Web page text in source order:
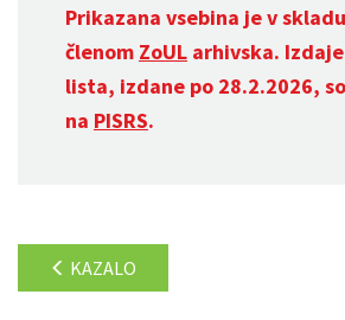
Prikazana vsebina je v
členom ZoUL arhivska.
lista, izdane po 28.2.2026,
na PISRS.
KAZALO